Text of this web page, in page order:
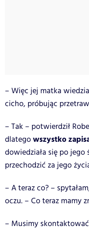
– Więc jej matka
cicho, próbując
– Tak – potwierdził
dlategowszystko
dowiedziała się po jego
przechodzić za jego
– A teraz co? –
oczu. – Co teraz mamy
– Musimy